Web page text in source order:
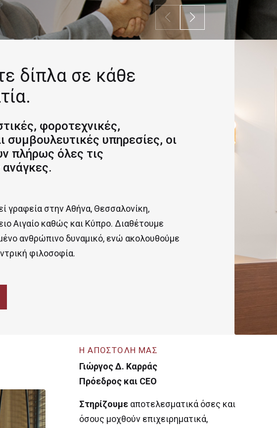
δίπλα σε κάθε
φοροτεχνικές,
συμβουλευτικές υπηρεσίες, οι
πλήρως όλες τις
ανάγκες.
γραφεία στην Αθήνα, Θεσσαλονίκη,
Αιγαίο καθώς και Κύπρο. Διαθέτουμε
ανθρώπινο δυναμικό, ενώ ακολουθούμε
φιλοσοφία.
Η ΑΠΟΣΤΟΛΗ ΜΑΣ
Γιώργος Δ. Καρράς
Πρόεδρος και CEO
Στηρίζουμε αποτελεσματικά όσες και
όσους μοχθούν επιχειρηματικά,